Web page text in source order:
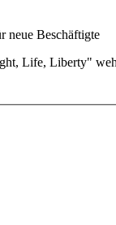
neue Beschäftigte